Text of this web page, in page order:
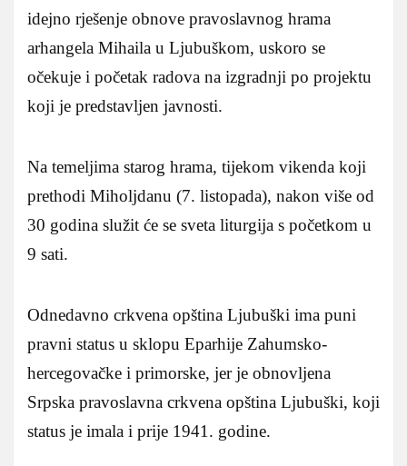
idejno rješenje obnove pravoslavnog hrama
arhangela Mihaila u Ljubuškom, uskoro se
očekuje i početak radova na izgradnji po projektu
koji je predstavljen javnosti.
Na temeljima starog hrama, tijekom vikenda koji
prethodi Miholjdanu (7. listopada), nakon više od
30 godina služit će se sveta liturgija s početkom u
9 sati.
Odnedavno crkvena opština Ljubuški ima puni
pravni status u sklopu Eparhije Zahumsko-
hercegovačke i primorske, jer je obnovljena
Srpska pravoslavna crkvena opština Ljubuški, koji
status je imala i prije 1941. godine.